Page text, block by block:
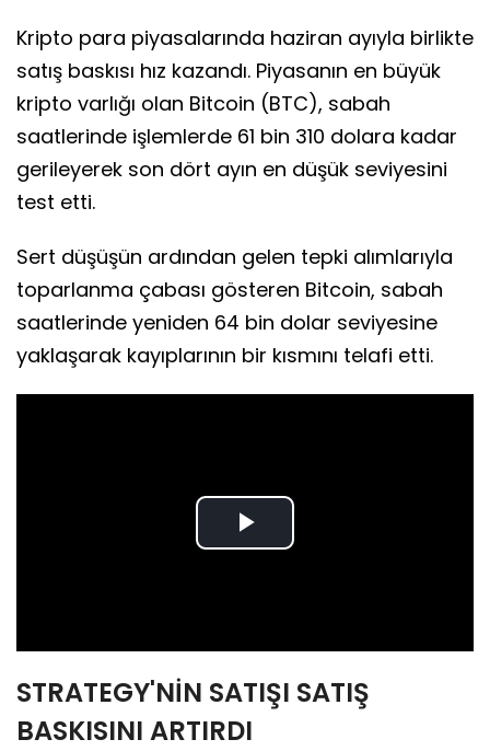
Kripto para piyasalarında haziran ayıyla birlikte
satış baskısı hız kazandı. Piyasanın en büyük
kripto varlığı olan Bitcoin (BTC), sabah
saatlerinde işlemlerde 61 bin 310 dolara kadar
gerileyerek son dört ayın en düşük seviyesini
test etti.
Sert düşüşün ardından gelen tepki alımlarıyla
toparlanma çabası gösteren Bitcoin, sabah
saatlerinde yeniden 64 bin dolar seviyesine
yaklaşarak kayıplarının bir kısmını telafi etti.
Play
STRATEGY'NİN SATIŞI SATIŞ
BASKISINI ARTIRDI